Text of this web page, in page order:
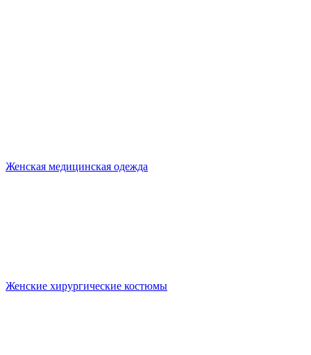
Женская медицинская одежда
Женские хирургические костюмы